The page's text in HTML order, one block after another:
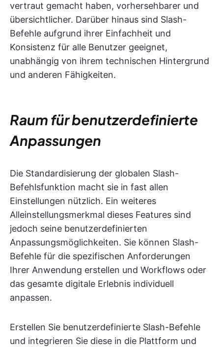
vertraut gemacht haben, vorhersehbarer und
übersichtlicher. Darüber hinaus sind Slash-
Befehle aufgrund ihrer Einfachheit und
Konsistenz für alle Benutzer geeignet,
unabhängig von ihrem technischen Hintergrund
und anderen Fähigkeiten.
Raum für benutzerdefinierte
Anpassungen
Die Standardisierung der globalen Slash-
Befehlsfunktion macht sie in fast allen
Einstellungen nützlich. Ein weiteres
Alleinstellungsmerkmal dieses Features sind
jedoch seine benutzerdefinierten
Anpassungsmöglichkeiten. Sie können Slash-
Befehle für die spezifischen Anforderungen
Ihrer Anwendung erstellen und Workflows oder
das gesamte digitale Erlebnis individuell
anpassen.
Erstellen Sie benutzerdefinierte Slash-Befehle
und integrieren Sie diese in die Plattform und